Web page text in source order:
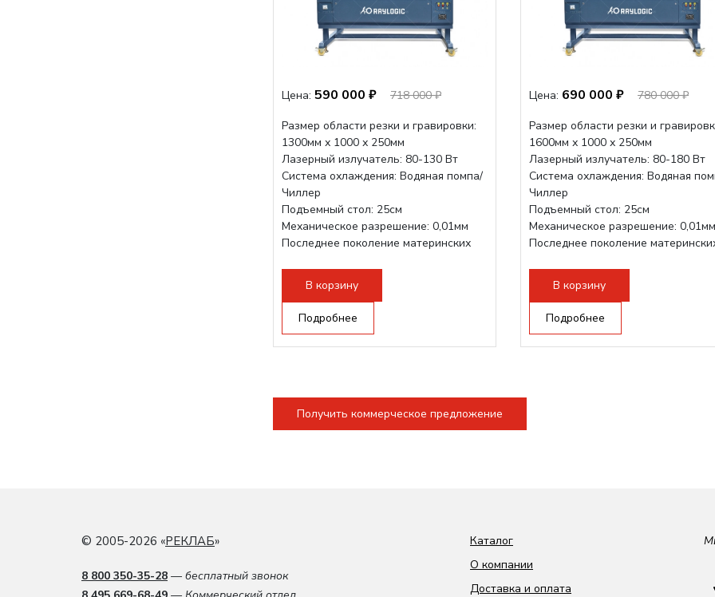
Цена: 590 000 ₽
718 000 ₽
Размер области резки и гравировки:
1300мм х 1000 х 250мм
Лазерный излучатель: 80-130 Вт
Система охлаждения: Водяная помпа/
Чиллер
Подъемный стол: 25см
Механическое разрешение: 0,01мм
Последнее поколение материнских
В корзину
Подробнее
Цена: 690 000 ₽
780 000 ₽
Размер области резки и
1600мм х 1000 х 250мм
Лазерный излучатель: 80-180 Вт
Система охлаждения: Водяная
Чиллер
Подъемный стол: 25см
Механическое разрешение: 0,01мм
Последнее поколение
В корзину
Подробнее
Получить коммерческое предложение
© 2005-2026 «РЕКЛАБ»
8 800 350-35-28 — бесплатный звонок
Каталог
О компании
Доставка и оплата